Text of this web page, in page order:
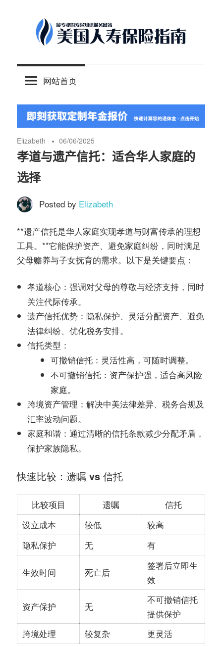
content
美
人
寿
保
险
指
南
©️
最
国
保
险
理
财
服
社
区
网站首页
Elizabeth 06/06/2025
孝道与遗产信托：适合华人家庭的
选择
Posted by Elizabeth
**遗产信托是华人家庭实现孝道与财富传承的理想
工具。**它能保护资产、避免家庭纠纷，同时满足
父母赡养与子女抚育的需求。以下是关键要点：
孝道核心 ：强调对父母的尊敬与经济支持，同时
关注代际传承。
遗产信托优势 ：隐私保护、灵活分配资产、避免
法律纠纷、优化税务安排。
信托类型 ：
可撤销信托 ：灵活性高，可随时调整。
不可撤销信托 ：资产保护强，适合高风险
家庭。
跨境资产管理 ：解决中美法律差异、税务合规及
汇率波动问题。
家庭和谐 ：通过清晰的信托条款减少分配矛盾，
保护家族隐私。
快速比较：遗嘱 vs 信托
比较项目 遗嘱
信托
设立成本
较低 较高
隐私保护 无 有
生效时间 死亡后
签署后立即生
效
资产保护 无
不可撤销信托
提供保护
跨境处理 较复杂 更灵活